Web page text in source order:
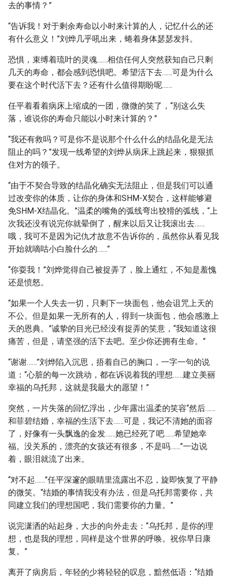
去的事情？”
“告诉我！对于剩余寿命以小时来计算的人，记忆什么的还
有什么意义！”刘烨几乎吼出来，蜷着身体瑟瑟发抖。
恐惧，束缚着琉叶的灵魂……相信任何人突然获知自己只剩
几天的寿命，都会感到恐惧吧。希望活下去……可是为什么
要在这个时代活下去？还有什么值得期盼呢……
任平着看着病床上缩成的一团，微微的笑了，“别这么失
落，谁说你的寿命只能以小时来计算的？”
“我还有救吗？可是你不是说那个什么什么的结晶化是无法
阻止的吗？”发现一线希望的刘烨从病床上跳起来，狠狠抓
住对方的领子。
“由于不契合导致的结晶化确实无法阻止，但是我们可以通
过改变你的体质，让你的身体和SHM-X契合，这样能够避
免SHM-X结晶化。”温柔的嘴角的弧线弯出狡猾的弧线，“上
次我还没有说完你就晕倒了，醒来以后又让我滚出去……
哦，我可不是因为记仇才故意不告诉你的，虽然你从看见我
开始就嘀咕小白脸什么的……”
“你耍我！”刘烨觉得自己被捉弄了，脸上通红，不知是羞愧
还是愤怒。
“如果一个人失去一切，只剩下一块面包，他会诅咒上天的
不公。但是如果一无所有的人，得到一块面包，他会感激上
天的恩典。”诚挚的目光已经没有捉弄的笑意，“我知道这很
痛苦，但是，请坚强的活下去吧。至少你还拥有生命。”
“谢谢……”刘烨陷入沉思，捂着自己的胸口，一字一句的说
道：“心脏的每一次跳动，都在诉说着我的理想……建立美丽
幸福的乌托邦，这就是我最大的愿望！”
突然，一片失落的回忆浮出，少年露出温柔的笑容“然后……
和菲碧结婚，幸福的生活下去……可是，我记不清她的面容
了，好像有一头飘逸的金发……她已经死了吧……希望她幸
福。没关系的，漂亮的女孩还有很多，不是吗……”一边说
着，眼泪就流了出来。
“对不起……”任平深邃的眼睛里流露出不忍，旋即恢复了平静
的微笑。“结婚的事情我没有办法，但是乌托邦需要你，共
同建立我们的理想国吧，我们需要你的力量。”
说完潇洒的站起身，大步的向外走去：“乌托邦，是你的理
想，也是我的理想，同样是这个世界的呼唤。祝你早日康
复。”
离开了病房后，年轻的少将轻轻的叹息，黯然低语：“结婚